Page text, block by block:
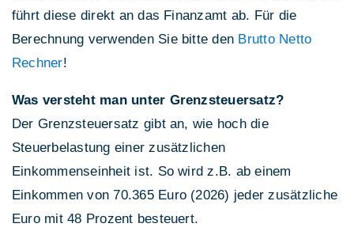
führt diese direkt an das Finanzamt ab. Für die
Berechnung verwenden Sie bitte den Brutto Netto
Rechner!
Was versteht man unter Grenzsteuersatz?
Der Grenzsteuersatz gibt an, wie hoch die
Steuerbelastung einer zusätzlichen
Einkommenseinheit ist. So wird z.B. ab einem
Einkommen von 70.365 Euro (2026) jeder zusätzliche
Euro mit 48 Prozent besteuert.